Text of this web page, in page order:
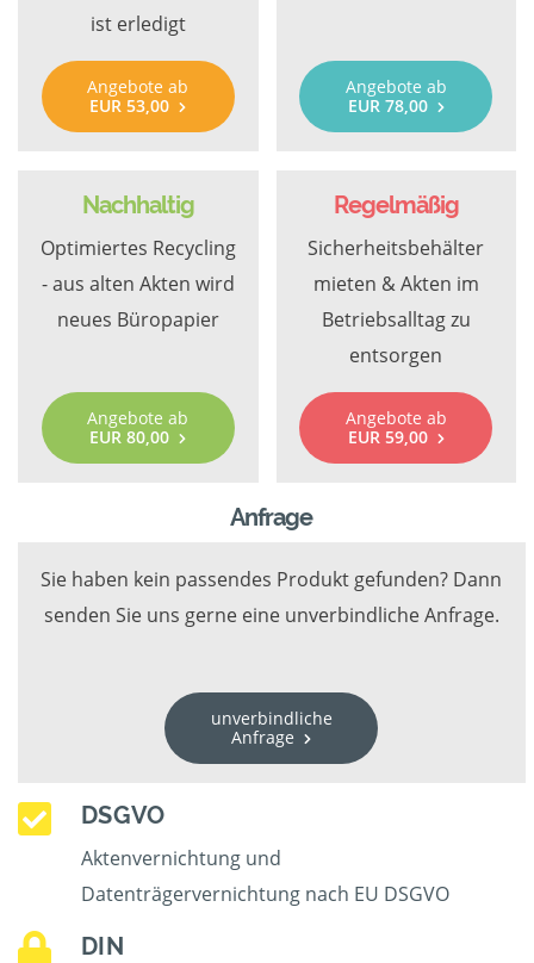
ist erledigt
Angebote ab
EUR 53,00
Angebote ab
EUR 78,00
Nachhaltig
Optimiertes Recycling
- aus alten Akten wird
neues Büropapier
Angebote ab
EUR 80,00
Regelmäßig
Sicherheitsbehälter
mieten & Akten im
Betriebsalltag zu
entsorgen
Angebote ab
EUR 59,00
Anfrage
Sie haben kein passendes Produkt gefunden? Dann
senden Sie uns gerne eine unverbindliche Anfrage.
unverbindliche
Anfrage
DSGVO
Aktenvernichtung und
Datenträgervernichtung nach EU DSGVO
DIN